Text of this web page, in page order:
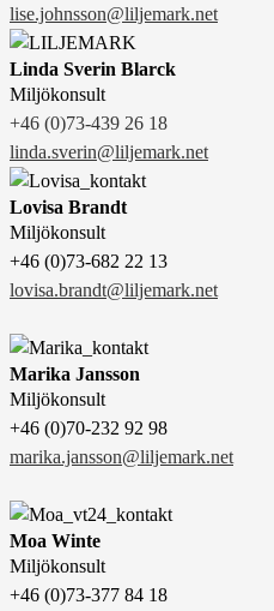
lise.johnsson@liljemark.net
Linda Sverin Blarck
Miljökonsult
+46 (0)73-439 26 18
linda.sverin@liljemark.net
Lovisa Brandt
Miljökonsult
+46 (0)73-682 22 13
lovisa.brandt@liljemark.net
Marika Jansson
Miljökonsult
+46 (0)70-232 92 98
marika.jansson@liljemark.net
Moa Winte
Miljökonsult
+46 (0)73-377 84 18